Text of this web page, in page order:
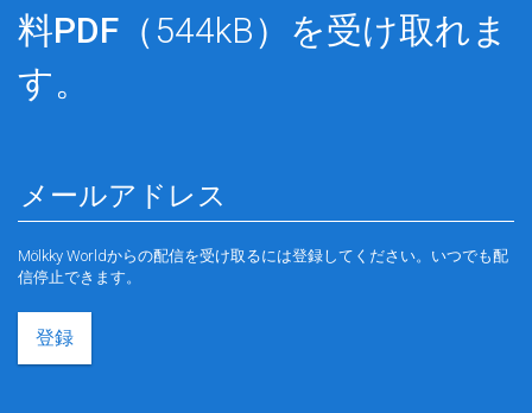
料PDF （544kB）を受け取れま
す。
Mölkky Worldからの配信を受け取るには登録してください。いつでも配
信停止できます。
登録